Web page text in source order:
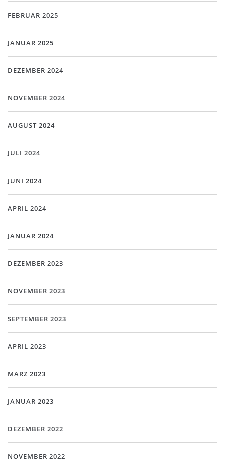
FEBRUAR 2025
JANUAR 2025
DEZEMBER 2024
NOVEMBER 2024
AUGUST 2024
JULI 2024
JUNI 2024
APRIL 2024
JANUAR 2024
DEZEMBER 2023
NOVEMBER 2023
SEPTEMBER 2023
APRIL 2023
MÄRZ 2023
JANUAR 2023
DEZEMBER 2022
NOVEMBER 2022